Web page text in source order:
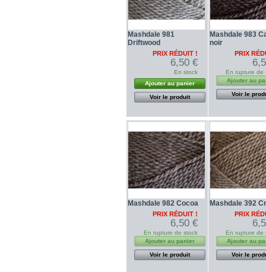
Mashdale 981
Driftwood
PRIX RÉDUIT !
6,50 €
En stock
Ajouter au panier
Voir le produit
Mashdale 983
noir
PRIX
En rupture de
Ajouter au
Voir le
Mashdale 982 Cocoa
PRIX RÉDUIT !
6,50 €
En rupture de stock
Ajouter au panier
Voir le produit
Mashdale 392
PRIX
En rupture de
Ajouter au
Voir le